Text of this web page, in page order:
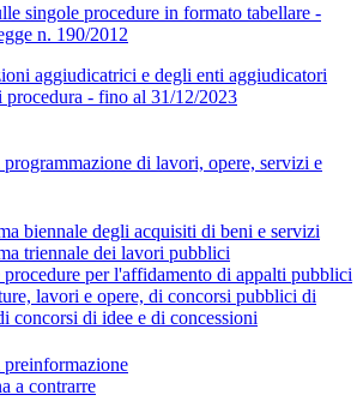
singole procedure in formato tabellare -
n. 190/2012
aggiudicatrici e degli enti aggiudicatori
procedura - fino al 31/12/2023
di lavori, opere, servizi e
biennale degli acquisiti di beni e servizi
triennale dei lavori pubblici
per l'affidamento di appalti pubblici
lavori e opere, di concorsi pubblici di
concorsi di idee e di concessioni
a contrarre